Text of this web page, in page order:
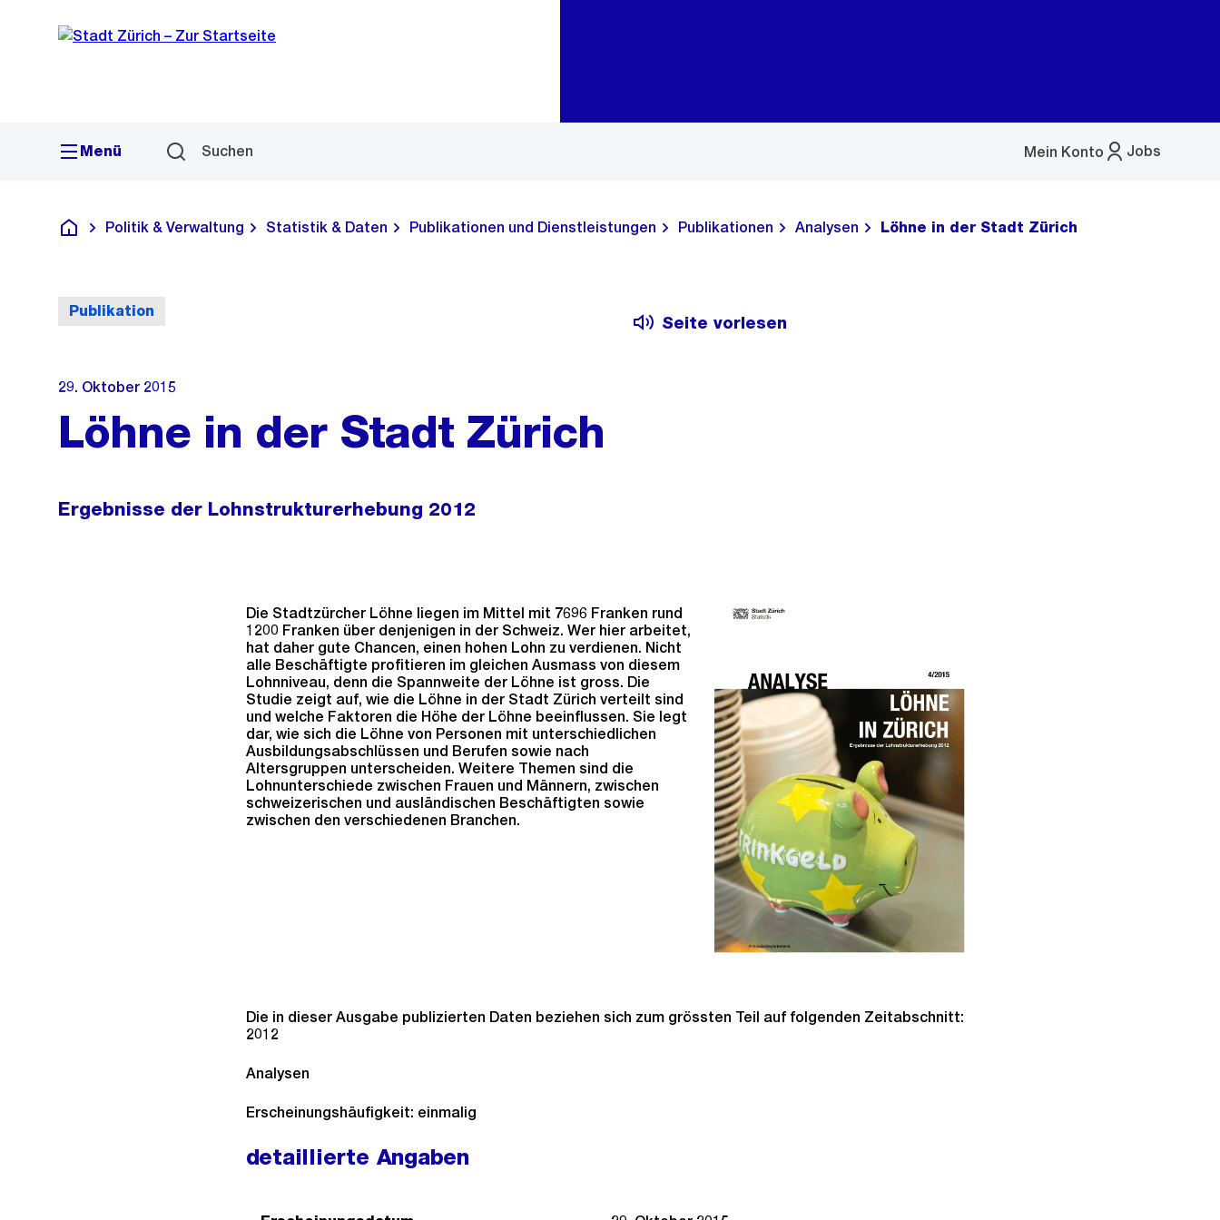
Navigation
Sprunglink
Menü Suchen Jobs
Mein Konto
Menü
Deutsch
Politik & Verwaltung Statistik & Daten Publikationen und Dienstleistungen Publikationen Analysen Löhne in der Stadt Zürich
Publikation
Seite vorlesen
29. Oktober 2015
Löhne in der Stadt Zürich
Ergebnisse der Lohnstrukturerhebung 2012
Die Stadtzürcher Löhne liegen im Mittel mit 7696 Franken rund
1200 Franken über denjenigen in der Schweiz. Wer hier arbeitet,
hat daher gute Chancen, einen hohen Lohn zu verdienen. Nicht
alle Beschäftigte profitieren im gleichen Ausmass von diesem
Lohnniveau, denn die Spannweite der Löhne ist gross. Die
Studie zeigt auf, wie die Löhne in der Stadt Zürich verteilt sind
und welche Faktoren die Höhe der Löhne beeinflussen. Sie legt
dar, wie sich die Löhne von Personen mit unterschiedlichen
Ausbildungsabschlüssen und Berufen sowie nach
Altersgruppen unterscheiden. Weitere Themen sind die
Lohnunterschiede zwischen Frauen und Männern, zwischen
schweizerischen und ausländischen Beschäftigten sowie
zwischen den verschiedenen Branchen.
Die in dieser Ausgabe publizierten Daten beziehen sich zum grössten Teil auf folgenden Zeitabschnitt:
2012
Analysen
Erscheinungshäufigkeit: einmalig
detaillierte Angaben